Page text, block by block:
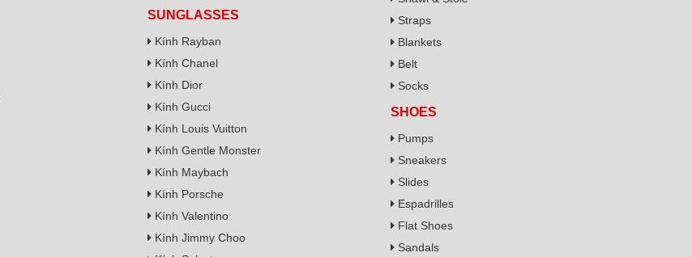
SUNGLASSES
Kính Rayban
Kính Chanel
Kính Dior
Kính Gucci
Kính Louis Vuitton
Kính Gentle Monster
Kính Maybach
Kính Porsche
Kính Valentino
Kính Jimmy Choo
Straps
Blankets
Belt
Socks
SHOES
Pumps
Sneakers
Slides
Espadrilles
Flat Shoes
Sandals